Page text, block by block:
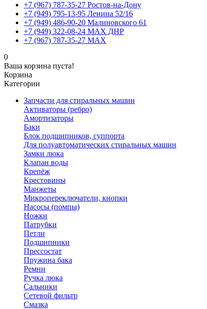
+7 (967) 787-35-27 Ростов-на-Дону
+7 (949) 795-13-95 Ленина 52/16
+7 (949) 486-90-20 Малиновского 61
+7 (949) 322-08-24 MAX ДНР
+7 (967) 787-35-27 MAX
0
Ваша корзина пуста!
Корзина
Категории
Запчасти для стиральных машин
Активаторы (ребро)
Амортизаторы
Баки
Блок подшипников, суппорта
Для полуавтоматических стиральных машин
Замки люка
Клапан воды
Крепёж
Крестовины
Манжеты
Микропереключатели, кнопки
Насосы (помпы)
Ножки
Патрубки
Петли
Подшипники
Прессостат
Пружина бака
Ремни
Ручка люка
Сальники
Сетевой фильтр
Смазка